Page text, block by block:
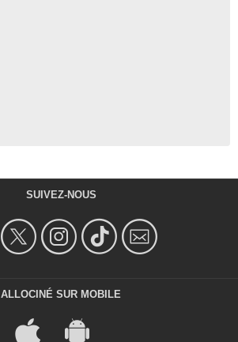
SUIVEZ-NOUS
ALLOCINÉ SUR MOBILE